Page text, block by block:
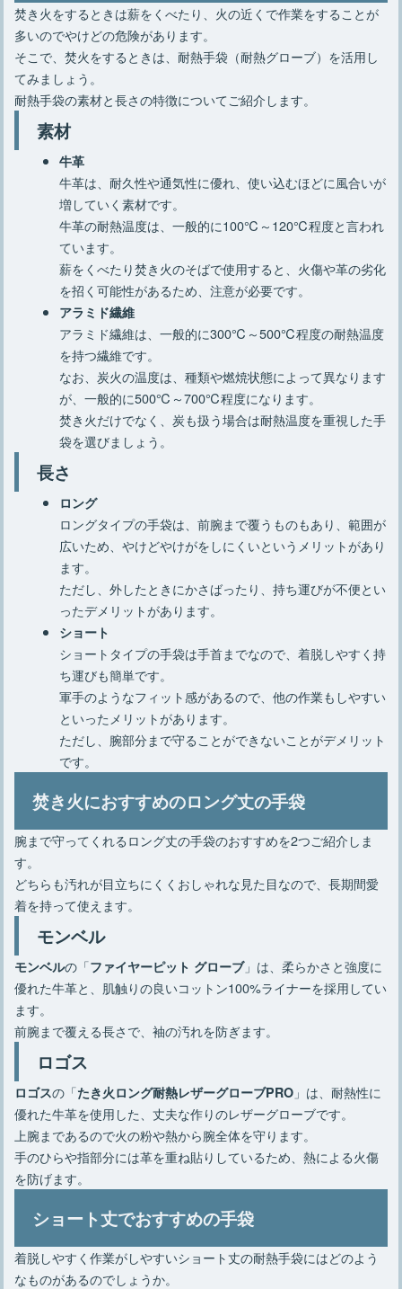
焚き火をするときは薪をくべたり、火の近くで作業をすることが
多いのでやけどの危険があります。
そこで、焚火をするときは、耐熱手袋（耐熱グローブ）を活用し
てみましょう。
耐熱手袋の素材と長さの特徴についてご紹介します。
素材
牛革
牛革は、耐久性や通気性に優れ、使い込むほどに風合いが
増していく素材です。
牛革の耐熱温度は、一般的に100℃～120℃程度と言われ
ています。
薪をくべたり焚き火のそばで使用すると、火傷や革の劣化
を招く可能性があるため、注意が必要です。
アラミド繊維
アラミド繊維は、一般的に300℃～500℃程度の耐熱温度
を持つ繊維です。
なお、炭火の温度は、種類や燃焼状態によって異なります
が、一般的に500℃～700℃程度になります。
焚き火だけでなく、炭も扱う場合は耐熱温度を重視した手
袋を選びましょう。
長さ
ロング
ロングタイプの手袋は、前腕まで覆うものもあり、範囲が
広いため、やけどやけがをしにくいというメリットがあり
ます。
ただし、外したときにかさばったり、持ち運びが不便とい
ったデメリットがあります。
ショート
ショートタイプの手袋は手首までなので、着脱しやすく持
ち運びも簡単です。
軍手のようなフィット感があるので、他の作業もしやすい
といったメリットがあります。
ただし、腕部分まで守ることができないことがデメリット
です。
焚き火におすすめのロング丈の手袋
腕まで守ってくれるロング丈の手袋のおすすめを2つご紹介しま
す。
どちらも汚れが目立ちにくくおしゃれな見た目なので、長期間愛
着を持って使えます。
モンベル
モンベルの「ファイヤーピット グローブ」は、柔らかさと強度に
優れた牛革と、肌触りの良いコットン100%ライナーを採用してい
ます。
前腕まで覆える長さで、袖の汚れを防ぎます。
ロゴス
ロゴスの「たき火ロング耐熱レザーグローブPRO 」は、耐熱性に
優れた牛革を使用した、丈夫な作りのレザーグローブです。
上腕まであるので火の粉や熱から腕全体を守ります。
手のひらや指部分には革を重ね貼りしているため、熱による火傷
を防げます。
ショート丈でおすすめの手袋
着脱しやすく作業がしやすいショート丈の耐熱手袋にはどのよう
なものがあるのでしょうか。